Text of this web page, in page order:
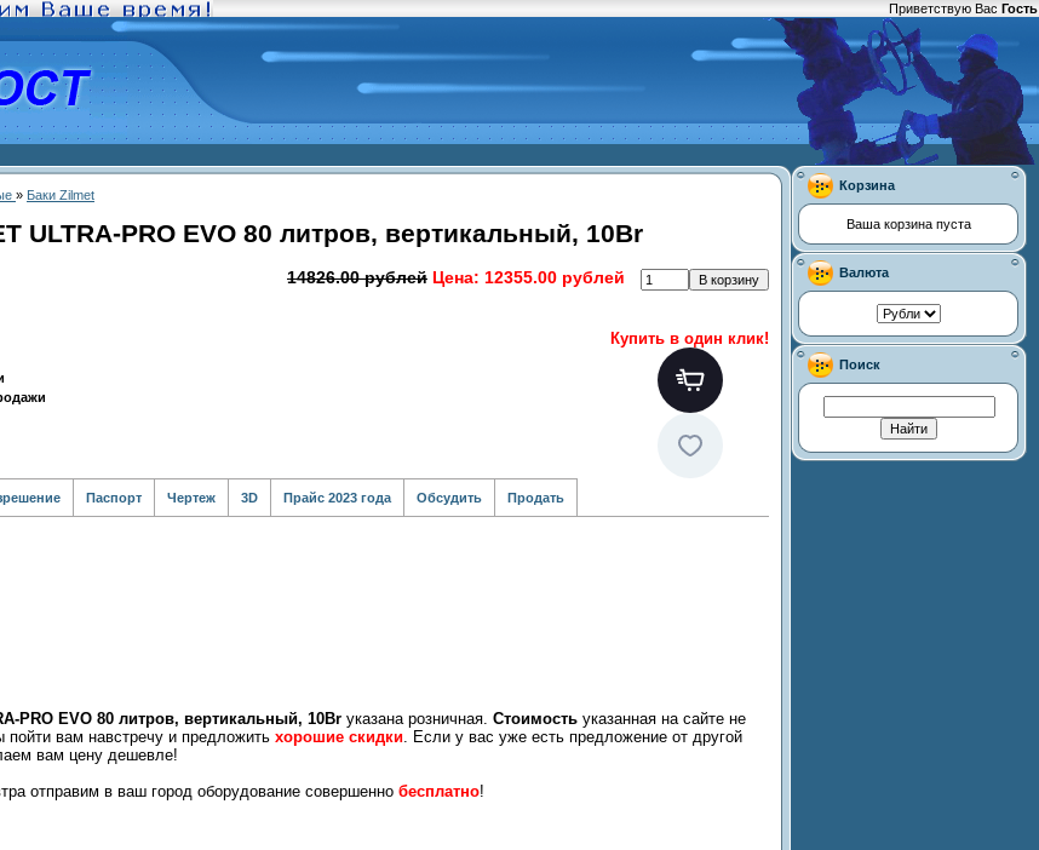
Приветствую Вас Гость
» Баки Zilmet
ULTRA-PRO EVO 80 литров, вертикальный, 10Br
14826.00 рублей Цена: 12355.00 рублей
Купить в один клик!
Паспорт Чертеж 3D Прайс 2023 года Обсудить Продать
PRO EVO 80 литров, вертикальный, 10Br указана розничная. Стоимость указанная на сайте не
пойти вам навстречу и предложить хорошие скидки . Если у вас уже есть предложение от другой
вам цену дешевле!
отправим в ваш город оборудование совершенно бесплатно!
Корзина
Ваша корзина пуста
Валюта
Поиск